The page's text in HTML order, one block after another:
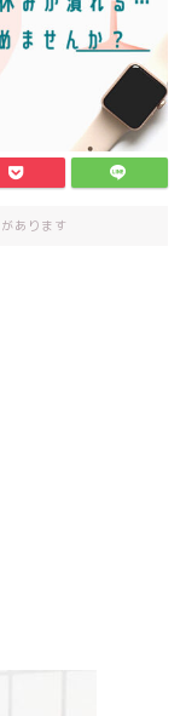
あります